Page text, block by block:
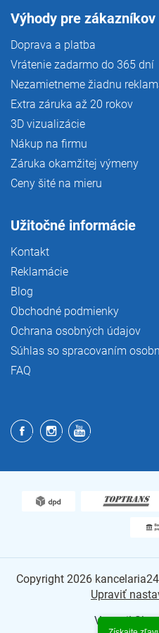
Výhody pre zákazníkov
Doprava a platba
Vrátenie zadarmo do 365 dní
Nezamietneme žiadnu
Extra záruka až 20 rokov
3D vizualizácie
Nákup na firmu
Záruka okamžitej výmeny
Ceny šité na mieru
Užitočné informácie
Kontakt
Reklamácie
Blog
Obchodné podmienky
Ochrana osobných údajov
Súhlas so spracovaním
FAQ
Vytvoril
Copyright 2026
Upraviť